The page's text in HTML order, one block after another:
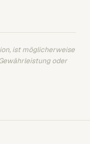
ist möglicherweise
oder